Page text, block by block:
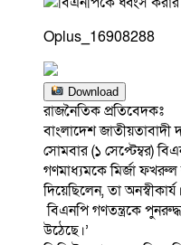
Oplus_16908288
Download
রাজনৈতিক প্রতিবেদকঃ
বাংলাদেশ
সোমবার (১ সেপ্টেম্বর)
গণমাধ্যমকে মির্জা ফখরুল
দিয়েছিলেন, তা অনস্বীকার্য।
বিএনপি গণতন্ত্রকে
উঠেছে।’